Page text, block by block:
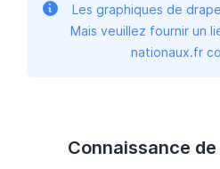
Les graphiques de
Mais veuillez fournir un
nationaux.fr
Connaissance